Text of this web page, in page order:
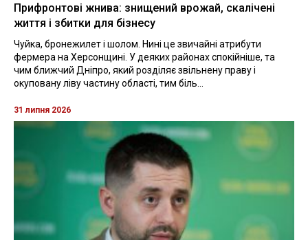
Прифронтові жнива: знищений врожай, скалічені
життя і збитки для бізнесу
Чуйка, бронежилет і шолом. Нині це звичайні атрибути
фермера на Херсонщині. У деяких районах спокійніше, та
чим ближчий Дніпро, який розділяє звільнену праву і
окуповану ліву частину області, тим біль...
31 липня 2026